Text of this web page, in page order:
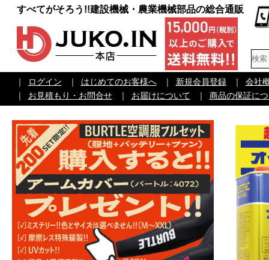
すべてがそろう!!建設機械・農業機械部品の総合通販
｜ ログイン ｜ はじめてのお客様へ ｜ 新規会員登録 ｜
会社
｜
お見積もり・お問合せ ｜ お届けについて ｜ 商品の保証に